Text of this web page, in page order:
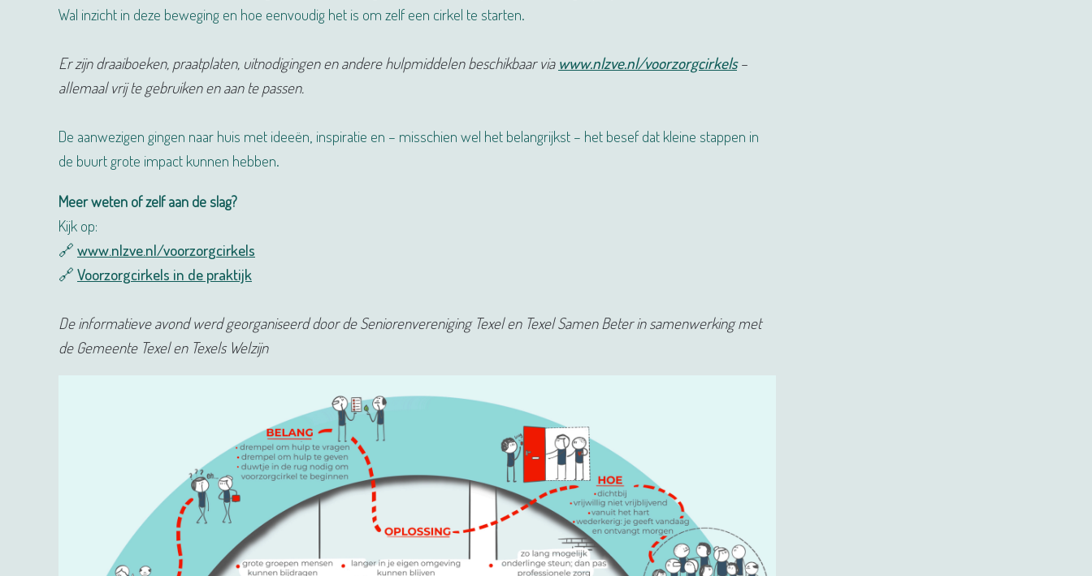
Wal inzicht in deze beweging en hoe eenvoudig het is om zelf een cirkel te starten.
Er zijn draaiboeken, praatplaten, uitnodigingen en andere hulpmiddelen beschikbaar via www.nlzve.nl/voorzorgcirkels–
allemaal vrij te gebruiken en aan te passen.
De aanwezigen gingen naar huis met ideeën, inspiratie en – misschien wel het belangrijkst – het besef dat kleine stappen in
de buurt grote impact kunnen hebben.
Meer weten of zelf aan de slag?
Kijk op:
🔗 www.nlzve.nl/voorzorgcirkels
🔗 Voorzorgcirkels in de praktijk
De informatieve avond werd georganiseerd door de Seniorenvereniging Texel en Texel Samen Beter in samenwerking met
de Gemeente Texel en Texels Welzijn